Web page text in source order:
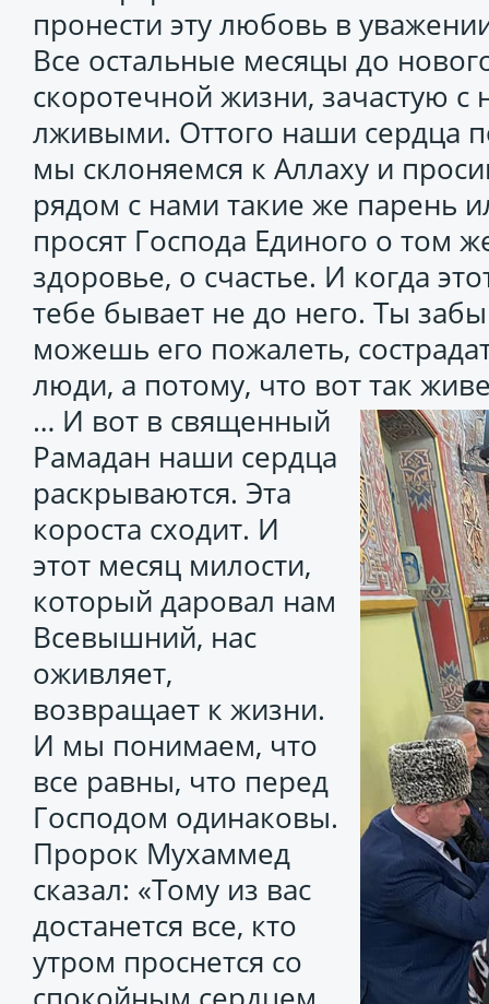
пронести эту любовь в
Все остальные месяцы до
скоротечной жизни, зачастую
лживыми. Оттого наши сердца
мы склоняемся к Аллаху и
рядом с нами такие же парень
просят Господа Единого о том
здоровье, о счастье. И когда
тебе бывает не до него. Ты
можешь его пожалеть,
люди, а потому, что вот так
… И вот в священный
Рамадан наши сердца
раскрываются. Эта
короста сходит. И
этот месяц милости,
который даровал нам
Всевышний, нас
оживляет,
возвращает к жизни.
И мы понимаем, что
все равны, что перед
Господом одинаковы.
Пророк Мухаммед
сказал: «Тому из вас
достанется все, кто
утром проснется со